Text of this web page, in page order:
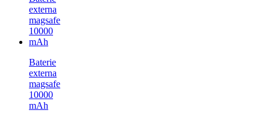
Baterie
externa
magsafe
10000
mAh